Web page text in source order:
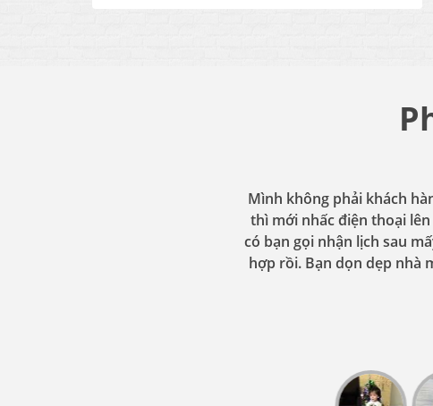
Mình không phải khách
thì mới nhấc điện thoại
có bạn gọi nhận lịch sau
hợp rồi. Bạn dọn dẹp nhà